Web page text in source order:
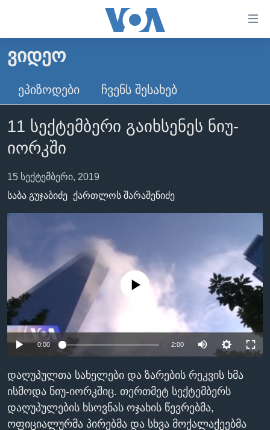
ხელმისაწვდომობისთვის
გადადით
მთავარზე
გადადით
მთავარ
ნავიგაციაზე
გადადით
ძიებაზე
ᲛᲗᲐᲕᲐᲠᲘ
ᲐᲮᲐᲚᲘ ᲐᲛᲑᲔᲑᲘ
ᲡᲐᲥᲐᲠᲗᲕᲔᲚᲝ
ᲐᲨᲨ
ᲐᲨᲨ-ᲘᲡ ᲐᲠᲩᲔᲕᲜᲔᲑᲘ 2024
ᲛᲡᲝᲤᲚᲘᲝ
ᲕᲘᲓᲔᲝᲔᲑᲘ
ᲒᲐᲓᲐᲪᲔᲛᲔᲑᲘ
ᲕᲐᲨᲘᲜᲒᲢᲝᲜᲘ ᲓᲦᲔᲡ
ᲮᲔᲓᲕᲐ ᲕᲐᲨᲘᲜᲒᲢᲝᲜᲘᲓᲐᲜ
ᲡᲢᲣᲓᲘᲐ ᲕᲐᲨᲘᲜᲒᲢᲝᲜᲘ
ᲡᲮᲕᲐ ᲡᲘᲐᲮᲚᲔᲔᲑᲘ
ᲞᲝᲚᲘᲢᲘᲙᲐ
ᲔᲙᲝᲜᲝᲛᲘᲙᲐ
ᲯᲐᲜᲛᲠᲗᲔᲚᲝᲑᲐ
ᲛᲔᲪᲜᲘᲔᲠᲔᲑᲐ
ᲘᲜᲢᲔᲠᲕᲘᲣ
ᲙᲣᲚᲢᲣᲠᲐ
ᲒᲐᲚᲘᲚᲔᲝ
ᲓᲔᲖᲘᲜᲤᲝᲠᲛᲐᲪᲘᲐ
ᲠᲣᲡᲔᲗᲘᲡ ᲨᲔᲭᲠᲐ ᲣᲙᲠᲐᲘᲜᲐᲨᲘ
Learning English
ᲗᲕᲐᲚᲘ ᲒᲕᲐᲓᲔᲕᲜᲔᲗ
ენები
ᲕᲘᲓᲔᲝ
ᲔᲞᲘᲖᲝᲓᲔᲑᲘ ᲩᲕᲔᲜᲡ ᲨᲔᲡᲐᲮᲔᲑ
11 სექტემბერი გაიხსენეს ნიუ-
იორკში
15 სექტემბერი, 2019
საბა გუჯაბიძე ქართლოს შარაშენიძე
No media source currently available
0:00 2:00
დაღუპულთა სახელები და ზარების რეკვის ხმა
ისმოდა ნიუ-იორკშიც. თერთმეტ სექტემბერს
დაღუპულების ხსოვნას ოჯახის წევრებმა,
ოფიციალურმა პირებმა და სხვა მოქალაქეებმა